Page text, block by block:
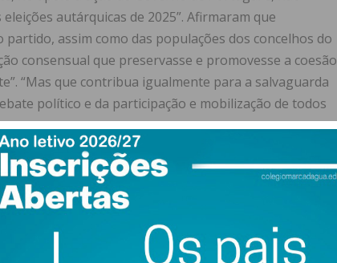
autárquicas de 2025”. Afirmaram que
assim como das populações dos concelhos do
consensual que preservasse e promovesse a coesão
“Mas que contribua igualmente para a salvaguarda
político e da participação e mobilização de todos
Humberto, manifestam o seu apoio na candidatura
de que promoverá o referido consenso,
candidaturas que estavam já em fase de
e o compromisso de abertura para as
por parte do Dr. Pedro Duarte, são uma mais-valia